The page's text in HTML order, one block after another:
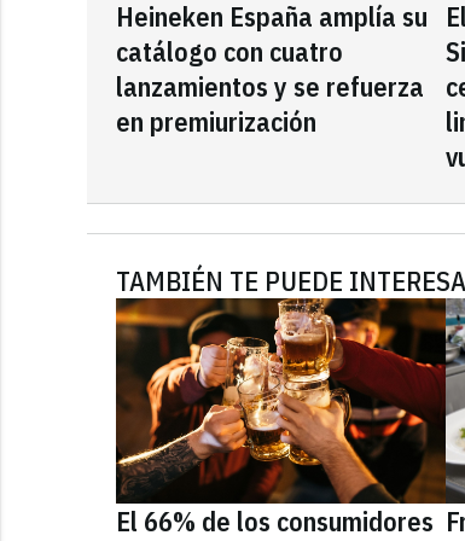
Heineken España amplía su
catálogo con cuatro
lanzamientos y se refuerza
en premiurización
TAMBIÉN TE PUEDE
El 66% de los consumidores